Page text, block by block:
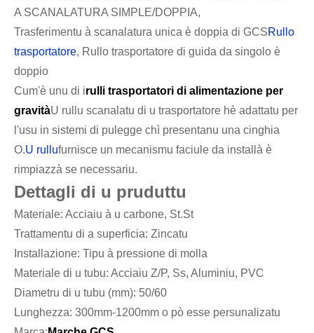
A SCANALATURA SIMPLE/DOPPIA,
Trasferimentu à scanalatura unica è doppia di GCSRullo
trasportatore, Rullo trasportatore di guida da singolo è
doppio
Cum'è unu di irulli trasportatori di alimentazione per
gravitàU rullu scanalatu di u trasportatore hè adattatu per
l'usu in sistemi di pulegge chì presentanu una cinghia
O.U rullufurnisce un mecanismu faciule da installà è
rimpiazzà se necessariu.
Dettagli di u pruduttu
Materiale: Acciaiu à u carbone, St.St
Trattamentu di a superficia: Zincatu
Installazione: Tipu à pressione di molla
Materiale di u tubu: Acciaiu Z/P, Ss, Aluminiu, PVC
Diametru di u tubu (mm): 50/60
Lunghezza: 300mm-1200mm o pò esse persunalizatu